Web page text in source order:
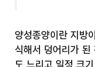
양성종양이란 지방
식해서 덩어리가
도 느리고 일정 크